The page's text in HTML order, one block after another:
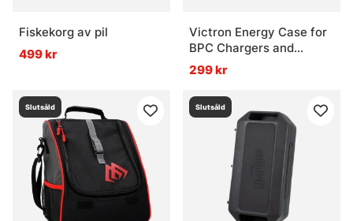
Fiskekorg av pil
499 kr
Victron Energy Case for
BPC Chargers and
Accessories
299 kr
Slutsåld Slutsåld